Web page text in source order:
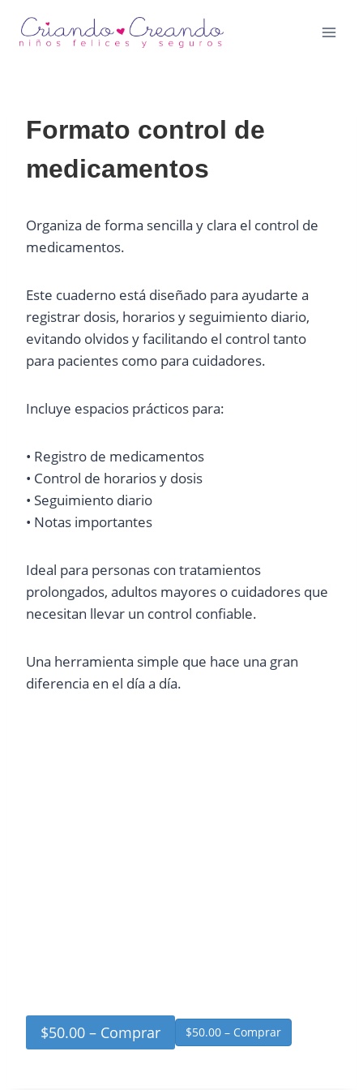
Formato control de
medicamentos
Organiza de forma sencilla y clara el control de
medicamentos.
Este cuaderno está diseñado para ayudarte a
registrar dosis, horarios y seguimiento diario,
evitando olvidos y facilitando el control tanto
para pacientes como para cuidadores.
Incluye espacios prácticos para:
• Registro de medicamentos
• Control de horarios y dosis
• Seguimiento diario
• Notas importantes
Ideal para personas con tratamientos
prolongados, adultos mayores o cuidadores que
necesitan llevar un control confiable.
Una herramienta simple que hace una gran
diferencia en el día a día.
$50.00 – Comprar